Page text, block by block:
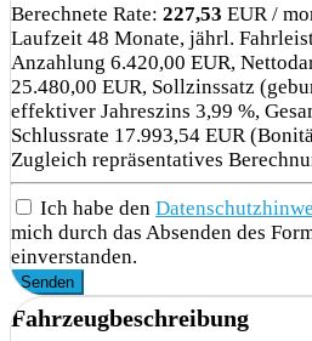
Berechnete Rate: 227,53 EUR /
Laufzeit 48 Monate, jährl.
Anzahlung 6.420,00 EUR,
25.480,00 EUR, Sollzinssatz
effektiver Jahreszins 3,99 %,
Schlussrate 17.993,54 EUR
Zugleich repräsentatives
Ich habe den
mich durch das Absenden des
einverstanden.
Senden
Fahrzeugbeschreibung